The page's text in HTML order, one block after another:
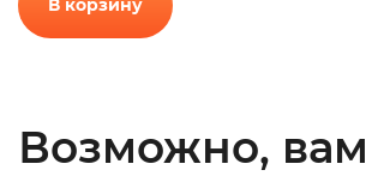
В корзину
Возможно, вам